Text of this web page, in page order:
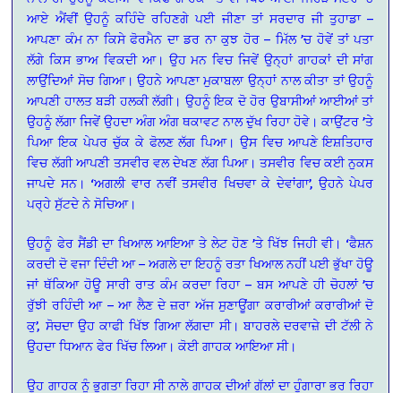
ਆਏ ਐਂਵੀਂ ਉਹਨੂੰ ਕਹਿੰਦੇ ਰਹਿਣਗੇ ਪਈ ਜੀਣਾ ਤਾਂ ਸਰਦਾਰ ਜੀ ਤੁਹਾਡਾ –
ਆਪਣਾ ਕੰਮ ਨਾ ਕਿਸੇ ਫੋਰਮੈਨ ਦਾ ਡਰ ਨਾ ਕੁਝ ਹੋਰ – ਮਿੱਲ ’ਚ ਹੋਵੇਂ ਤਾਂ ਪਤਾ
ਲੱਗੇ ਕਿਸ ਭਾਅ ਵਿਕਦੀ ਆ। ਉਹ ਮਨ ਵਿਚ ਜਿਵੇਂ ਉਨ੍ਹਾਂ ਗਾਹਕਾਂ ਦੀ ਸਾਂਗ
ਲਾਉਂਦਿਆਂ ਸੋਚ ਗਿਆ। ਉਹਨੇ ਆਪਣਾ ਮੁਕਾਬਲਾ ਉਨ੍ਹਾਂ ਨਾਲ ਕੀਤਾ ਤਾਂ ਉਹਨੂੰ
ਆਪਣੀ ਹਾਲਤ ਬੜੀ ਹਲਕੀ ਲੱਗੀ। ਉਹਨੂੰ ਇਕ ਦੋ ਹੋਰ ਉਬਾਸੀਆਂ ਆਈਆਂ ਤਾਂ
ਉਹਨੂੰ ਲੱਗਾ ਜਿਵੇਂ ਉਹਦਾ ਅੰਗ ਅੰਗ ਥਕਾਵਟ ਨਾਲ ਦੁੱਖ ਰਿਹਾ ਹੋਵੇ। ਕਾਉਂਟਰ ’ਤੇ
ਪਿਆ ਇਕ ਪੇਪਰ ਚੁੱਕ ਕੇ ਫੋਲਣ ਲੱਗ ਪਿਆ। ਉਸ ਵਿਚ ਆਪਣੇ ਇਸ਼ਤਿਹਾਰ
ਵਿਚ ਲੱਗੀ ਆਪਣੀ ਤਸਵੀਰ ਵਲ ਦੇਖਣ ਲੱਗ ਪਿਆ। ਤਸਵੀਰ ਵਿਚ ਕਈ ਨੁਕਸ
ਜਾਪਦੇ ਸਨ। ‘ਅਗਲੀ ਵਾਰ ਨਵੀਂ ਤਸਵੀਰ ਖਿਚਵਾ ਕੇ ਦੇਵਾਂਗਾ’, ਉਹਨੇ ਪੇਪਰ
ਪਰ੍ਹੇ ਸੁੱਟਦੇ ਨੇ ਸੋਚਿਆ।
ਉਹਨੂੰ ਫੇਰ ਸੈਂਡੀ ਦਾ ਖਿਆਲ ਆਇਆ ਤੇ ਲੇਟ ਹੋਣ ’ਤੇ ਖਿੱਝ ਜਿਹੀ ਵੀ। ‘ਫੈਸ਼ਨ
ਕਰਦੀ ਦੋ ਵਜਾ ਦਿੰਦੀ ਆ – ਅਗਲੇ ਦਾ ਇਹਨੂੰ ਰਤਾ ਖਿਆਲ ਨਹੀਂ ਪਈ ਭੁੱਖਾ ਹੋਊ
ਜਾਂ ਥੱਕਿਆ ਹੋਊ ਸਾਰੀ ਰਾਤ ਕੰਮ ਕਰਦਾ ਰਿਹਾ – ਬਸ ਆਪਣੇ ਹੀ ਚੋਹਲਾਂ ’ਚ
ਰੁੱਝੀ ਰਹਿੰਦੀ ਆ – ਆ ਲੈਣ ਦੇ ਜ਼ਰਾ ਅੱਜ ਸੁਣਾਊਂਗਾ ਕਰਾਰੀਆਂ ਕਰਾਰੀਆਂ ਦੋ
ਕੁ’, ਸੋਚਦਾ ਉਹ ਕਾਫੀ ਖਿੱਝ ਗਿਆ ਲੱਗਦਾ ਸੀ। ਬਾਹਰਲੇ ਦਰਵਾਜ਼ੇ ਦੀ ਟੱਲੀ ਨੇ
ਉਹਦਾ ਧਿਆਨ ਫੇਰ ਖਿੱਚ ਲਿਆ। ਕੋਈ ਗਾਹਕ ਆਇਆ ਸੀ।
ਉਹ ਗਾਹਕ ਨੂੰ ਭੁਗਤਾ ਰਿਹਾ ਸੀ ਨਾਲੇ ਗਾਹਕ ਦੀਆਂ ਗੱਲਾਂ ਦਾ ਹੁੰਗਾਰਾ ਭਰ ਰਿਹਾ